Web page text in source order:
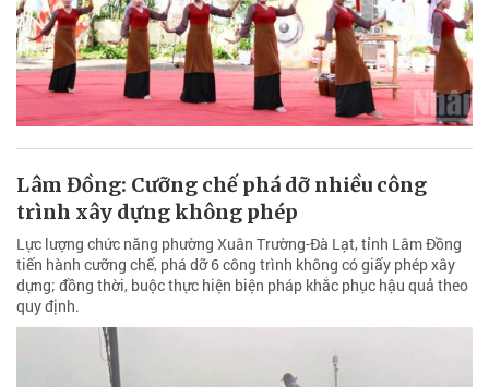
Lâm Đồng: Cưỡng chế phá dỡ nhiều công
trình xây dựng không phép
Lực lượng chức năng phường Xuân Trường-Đà Lạt, tỉnh Lâm Đồng
tiến hành cưỡng chế, phá dỡ 6 công trình không có giấy phép xây
dựng; đồng thời, buộc thực hiện biện pháp khắc phục hậu quả theo
quy định.